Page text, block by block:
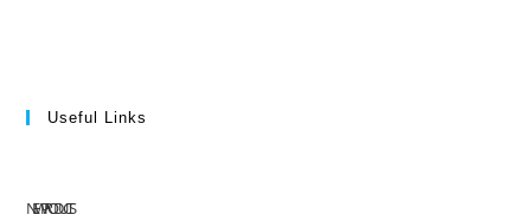
Useful Links
NEW PRODUCTS